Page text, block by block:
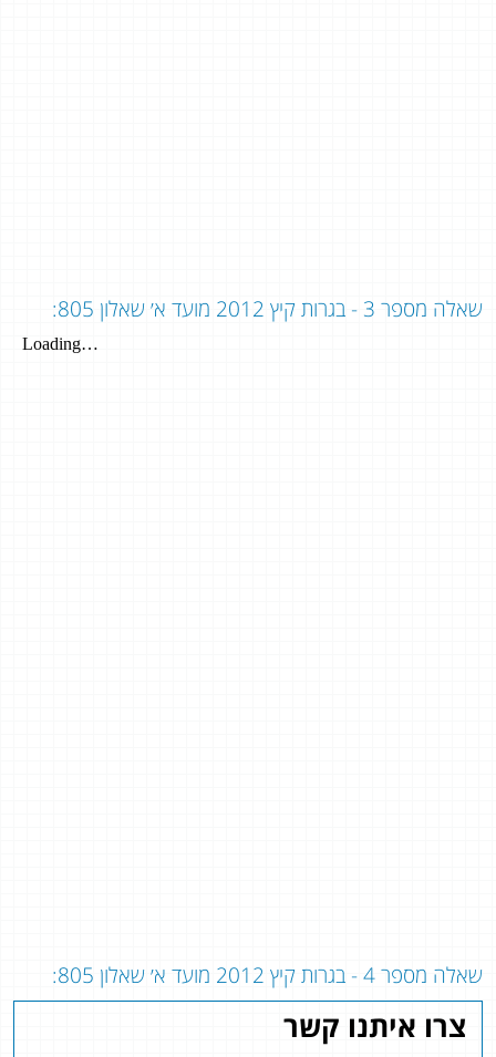
צרו איתנו קשר
שאלה מספר 3 - בגרות קיץ 2012 מועד א׳ שאלון 805:
שאלה מספר 4 - בגרות קיץ 2012 מועד א׳ שאלון 805: